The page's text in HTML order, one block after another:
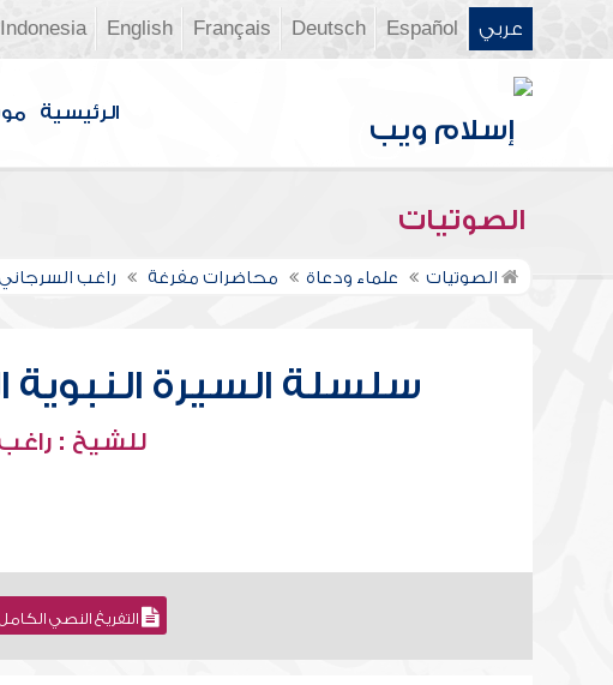
عربي Español
Deutsch
Français
English
Indonesia
الرئيسية
الصوتيات
الصوتيات علماء ودعاة محاضرات مفرغة راغب
سلسلة السيرة النبوية
للشيخ :
التفريغ النصي